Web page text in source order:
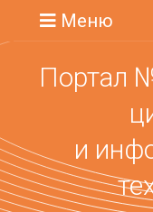
Меню
Портал
и